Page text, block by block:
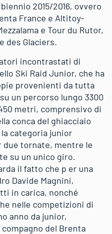
2015/2016, ovvero
France e Altitoy-
e Tour du Rutor,
des Glaciers.
incontrastati di
Ski Raid Junior, che ha
provenienti da tutta
un percorso lungo 3300
metri, comprensivo di
conca del ghiacciaio
categoria junior
due tornate, mentre le
su un unico giro.
il fatto che p er una
Davide Magnini,
in carica, nonché
nelle competizioni di
anno da junior,
del Brenta